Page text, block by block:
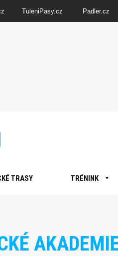
TuleniPasy.cz Padler.cz
TRASY TRÉNINK